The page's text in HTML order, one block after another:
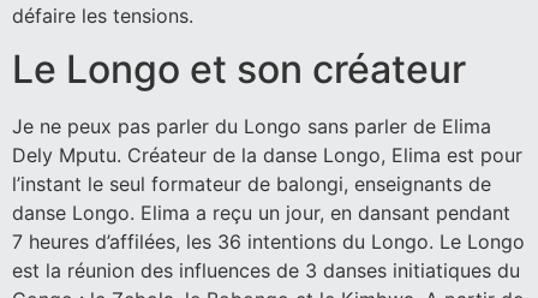
défaire les tensions.
Le Longo et son créateur
Je ne peux pas parler du Longo sans parler de Elima
Dely Mputu. Créateur de la danse Longo, Elima est pour
l’instant le seul formateur de balongi, enseignants de
danse Longo. Elima a reçu un jour, en dansant pendant
7 heures d’affilées, les 36 intentions du Longo. Le Longo
est la réunion des influences de 3 danses initiatiques du